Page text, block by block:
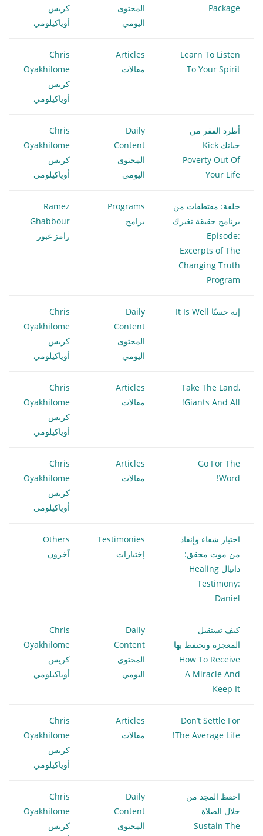
Package
المحتوى
اليومي
كريس
أوياكيلومي
Learn To Listen
To Your Spirit
Articles
مقالات
Chris
Oyakhilome
كريس
أوياكيلومي
أطرد الفقر من
حياتك Kick
Poverty Out Of
Your Life
Daily
Content
المحتوى
اليومي
Chris
Oyakhilome
كريس
أوياكيلومي
حلقة: مقتطفات من
برنامج حقيقة تغيرك
Episode:
Excerpts of The
Changing Truth
Program
Programs
برامج
Ramez
Ghabbour
رامز غبور
إنه حسنًا It Is Well
Daily
Content
المحتوى
اليومي
Chris
Oyakhilome
كريس
أوياكيلومي
Take The Land,
Giants And All!
Articles
مقالات
Chris
Oyakhilome
كريس
أوياكيلومي
Go For The
Word!
Articles
مقالات
Chris
Oyakhilome
كريس
أوياكيلومي
اختبار شفاء وإنقاذ
من موت محقق:
دانيال Healing
Testimony:
Daniel
Testimonies
إختبارات
Others
آخرون
كيف تستقبل
المعجزة وتحتفظ بها
How To Receive
A Miracle And
Keep It
Daily
Content
المحتوى
اليومي
Chris
Oyakhilome
كريس
أوياكيلومي
Don’t Settle For
The Average Life!
Articles
مقالات
Chris
Oyakhilome
كريس
أوياكيلومي
احفظ المجد من
خلال الصلاة
Sustain The
Daily
Content
المحتوى
Chris
Oyakhilome
كريس